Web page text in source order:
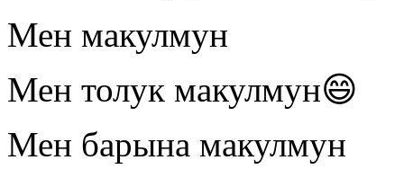
Мен макулмун
Мен толук макулмун😄
Мен барына макулмун